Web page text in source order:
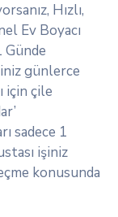
Hızlı,
Ev Boyacı
Günde
günlerce
için çile
sadece 1
işiniz
konusunda